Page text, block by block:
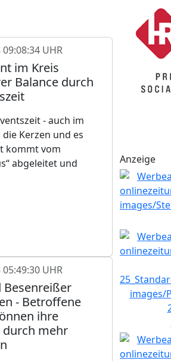
UHR
im Kreis
Balance durch
- auch im
Kerzen und es
kommt vom
abgeleitet und
UHR
Besenreißer
- Betroffene
ihre
durch mehr
Anzeige